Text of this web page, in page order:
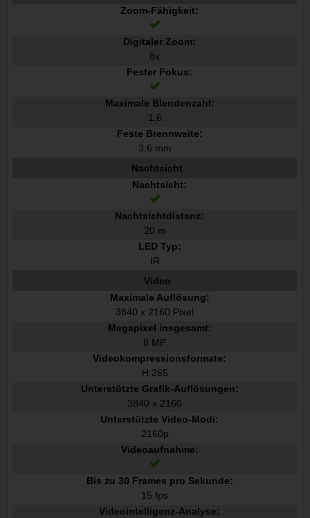
Zoom-Fähigkeit:
Digitaler Zoom:
8x
Fester Fokus:
Maximale Blendenzahl:
1,6
Feste Brennweite:
3,6 mm
Nachtsicht
Nachtsicht:
Nachtsichtdistanz:
20 m
LED Typ:
IR
Video
Maximale Auflösung:
3840 x 2160 Pixel
Megapixel insgesamt:
8 MP
Videokompressionsformate:
H.265
Unterstützte Grafik-Auflösungen:
3840 x 2160
Unterstützte Video-Modi:
2160p
Videoaufnahme:
Bis zu 30 Frames pro Sekunde:
15 fps
Videointelligenz-Analyse: